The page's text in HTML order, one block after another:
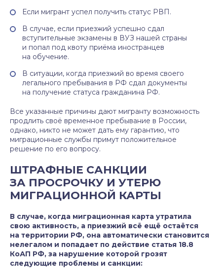
Если мигрант успел получить статус РВП.
В случае, если приезжий успешно сдал
вступительные экзамены в ВУЗ нашей страны
и попал под квоту приёма иностранцев
на обучение.
В ситуации, когда приезжий во время своего
легального пребывания в РФ сдал документы
на получение статуса гражданина РФ.
Все указанные причины дают мигранту возможность
продлить своё временное пребывание в России,
однако, никто не может дать ему гарантию, что
миграционные службы примут положительное
решение по его вопросу.
ШТРАФНЫЕ САНКЦИИ
ЗА ПРОСРОЧКУ И УТЕРЮ
МИГРАЦИОННОЙ КАРТЫ
В случае, когда миграционная карта утратила
свою активность, а приезжий всё ещё остаётся
на территории РФ, она автоматически становится
нелегалом и попадает по действие статья 18.8
КоАП РФ, за нарушение которой грозят
следующие проблемы и санкции: